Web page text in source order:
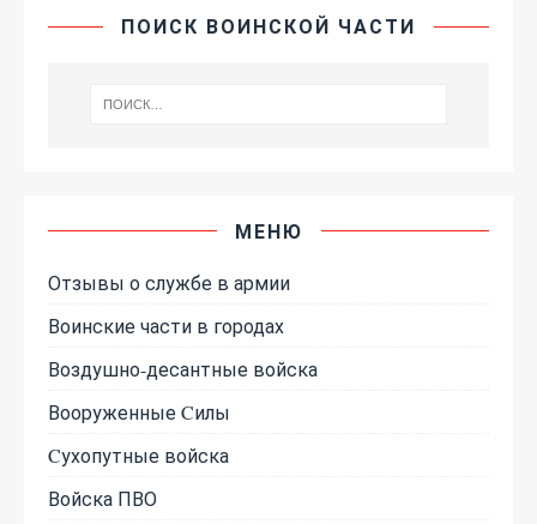
ПОИСК ВОИНСКОЙ ЧАСТИ
МЕНЮ
Отзывы о службе в армии
Воинские части в городах
Воздушно-десантные войска
Вооруженные Cилы
Cухопутные войска
Войска ПВО